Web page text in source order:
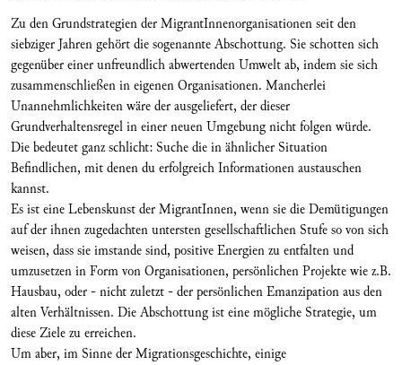
Zu den Grundstrategien der MigrantInnenorganisationen seit den
siebziger Jahren gehört die sogenannte Abschottung. Sie schotten sich
gegenüber einer unfreundlich abwertenden Umwelt ab, indem sie sich
zusammenschließen in eigenen Organisationen. Mancherlei
Unannehmlichkeiten wäre der ausgeliefert, der dieser
Grundverhaltensregel in einer neuen Umgebung nicht folgen würde.
Die bedeutet ganz schlicht: Suche die in ähnlicher Situation
Befindlichen, mit denen du erfolgreich Informationen austauschen
kannst.
Es ist eine Lebenskunst der MigrantInnen, wenn sie die Demütigungen
auf der ihnen zugedachten untersten gesellschaftlichen Stufe so von sich
weisen, dass sie imstande sind, positive Energien zu entfalten und
umzusetzen in Form von Organisationen, persönlichen Projekte wie z.B.
Hausbau, oder - nicht zuletzt - der persönlichen Emanzipation aus den
alten Verhältnissen. Die Abschottung ist eine mögliche Strategie, um
diese Ziele zu erreichen.
Um aber, im Sinne der Migrationsgeschichte, einige